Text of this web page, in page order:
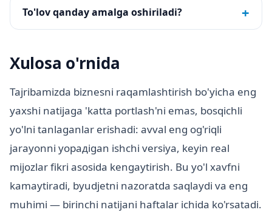
To'lov qanday amalga oshiriladi? +
Xulosa o'rnida
Tajribamizda biznesni raqamlashtirish bo'yicha eng
yaxshi natijaga 'katta portlash'ni emas, bosqichli
yo'lni tanlaganlar erishadi: avval eng og'riqli
jarayonni yopадigan ishchi versiya, keyin real
mijozlar fikri asosida kengaytirish. Bu yo'l xavfni
kamaytiradi, byudjetni nazoratda saqlaydi va eng
muhimi — birinchi natijani haftalar ichida ko'rsatadi.